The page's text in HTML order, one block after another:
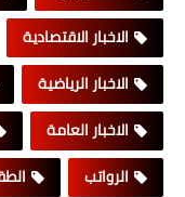
الاخبار الاقتصادية
الاخبار الرياضية
الاخبار العامة
الرواتب